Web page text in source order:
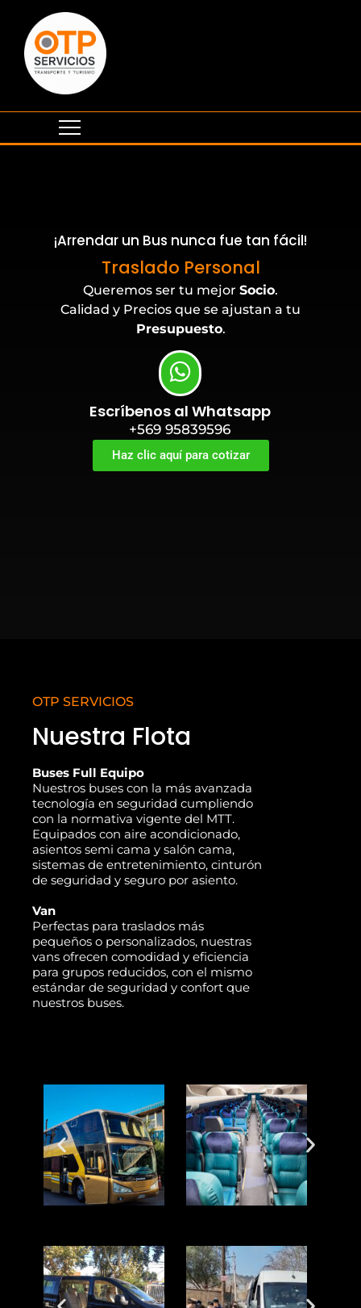
¡Arrendar un Bus nunca fue tan fácil!
Traslado Personal
Eventos Corporativos
Queremos ser tu mejor Socio.
Calidad y Precios que se ajustan a tu
Presupuesto.
Escríbenos al Whatsapp
+569 95839596
Haz clic aquí para cotizar
OTP SERVICIOS
Nuestra Flota
Buses Full Equipo
Nuestros buses con la más avanzada
tecnología en seguridad cumpliendo
con la normativa vigente del MTT.
Equipados con aire acondicionado,
asientos semi cama y salón cama,
sistemas de entretenimiento, cinturón
de seguridad y seguro por asiento.
Van
Perfectas para traslados más
pequeños o personalizados, nuestras
vans ofrecen comodidad y eficiencia
para grupos reducidos, con el mismo
estándar de seguridad y confort que
nuestros buses.